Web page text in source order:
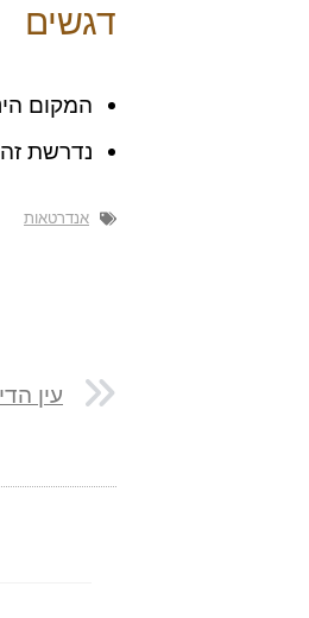
דגשים
המקום
נדרשת
אנדרטאות
עין